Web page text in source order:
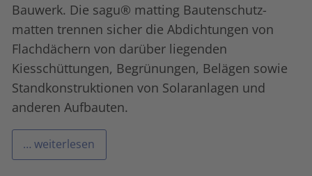
Bauwerk. Die sagu® matting Bauten­schutz­
matten trennen sicher die Abdichtungen von
Flachdächern von darüber liegenden
Kiesschüttungen, Begrünungen, Belägen sowie
Standkonstruktionen von Solaranlagen und
anderen Aufbauten.
… weiterlesen